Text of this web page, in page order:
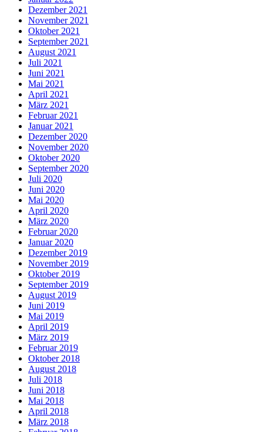
Dezember 2021
November 2021
Oktober 2021
September 2021
August 2021
Juli 2021
Juni 2021
Mai 2021
April 2021
März 2021
Februar 2021
Januar 2021
Dezember 2020
November 2020
Oktober 2020
September 2020
Juli 2020
Juni 2020
Mai 2020
April 2020
März 2020
Februar 2020
Januar 2020
Dezember 2019
November 2019
Oktober 2019
September 2019
August 2019
Juni 2019
Mai 2019
April 2019
März 2019
Februar 2019
Oktober 2018
August 2018
Juli 2018
Juni 2018
Mai 2018
April 2018
März 2018